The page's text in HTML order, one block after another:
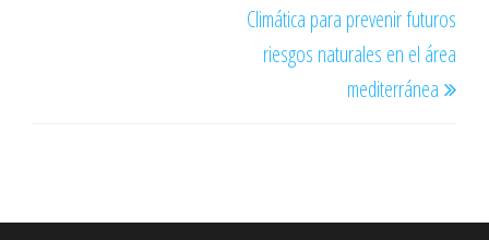
Climática para prevenir futuros
riesgos naturales en el área
mediterránea